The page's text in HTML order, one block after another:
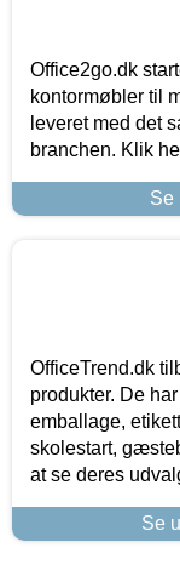
Office2go.dk
kontormøbler til
leveret med det
branchen. Klik
Se
OfficeTrend.dk
produkter. De
emballage,
skolestart,
at se deres
Se